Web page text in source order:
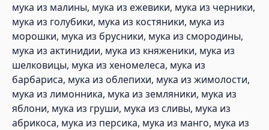
мука из малины, мука из ежевики, мука из черники,
мука из голубики, мука из костяники, мука из
морошки, мука из брусники, мука из смородины,
мука из актинидии, мука из княженики, мука из
шелковицы, мука из хеномелеса, мука из
барбариса, мука из облепихи, мука из жимолости,
мука из лимонника, мука из земляники, мука из
яблони, мука из груши, мука из сливы, мука из
абрикоса, мука из персика, мука из манго, мука из